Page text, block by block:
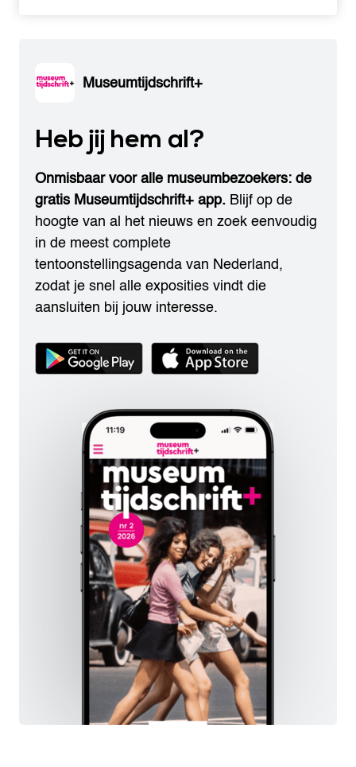
Museumtijdschrift+
Heb jij hem al?
Onmisbaar voor alle museumbezoekers: de
gratis Museumtijdschrift+ app. Blijf op de
hoogte van al het nieuws en zoek eenvoudig
in de meest complete
tentoonstellingsagenda van Nederland,
zodat je snel alle exposities vindt die
aansluiten bij jouw interesse.